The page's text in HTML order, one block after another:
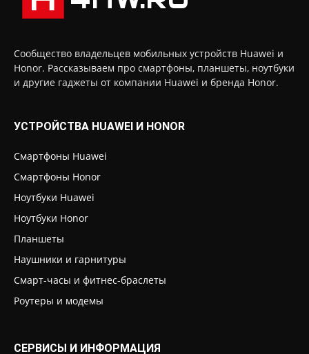
Сообщество владельцев мобильных устройств Huawei и
Honor. Рассказываем про смартфоны, планшеты, ноутбуки
и другие гаджеты от компании Huawei и бренда Honor.
УСТРОЙСТВА HUAWEI И HONOR
Смартфоны Huawei
Смартфоны Honor
Ноутбуки Huawei
Ноутбуки Honor
Планшеты
Наушники и гарнитуры
Смарт-часы и фитнес-браслеты
Роутеры и модемы
СЕРВИСЫ И ИНФОРМАЦИЯ